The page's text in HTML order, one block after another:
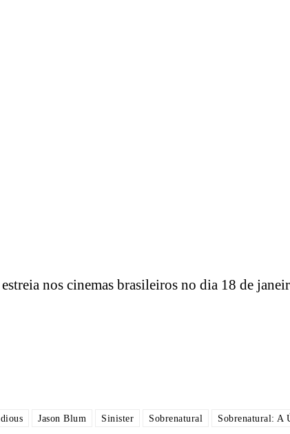
estreia nos cinemas brasileiros no dia 18 de
Jason Blum Sinister Sobrenatural Sobrenatural: A